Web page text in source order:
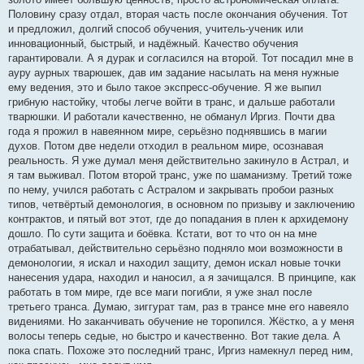
Половину сразу отдал, вторая часть после окончания обучения. Тот
и предложил, долгий способ обучения, учитель-ученик или
инновационный, быстрый, и надёжный. Качество обучения
гарантировали. А я дурак и согласился на второй. Тот посадил мне в
ауру аурных тварюшек, дав им задание насылать на меня нужные
ему ведения, это и было такое экспресс-обучение. Я же выпил
грибную настойку, чтобы легче войти в транс, и дальше работали
тварюшки. И работали качественно, не обманул Иргиз. Почти два
года я прожил в навеянном мире, серьёзно поднявшись в магии
духов. Потом две недели отходил в реальном мире, осознавая
реальность. Я уже думал меня действительно закинуло в Астрал, и
я там выживал. Потом второй транс, уже по шаманизму. Третий тоже
по нему, учился работать с Астралом и закрывать пробои разных
типов, четвёртый демонология, в основном по призыву и заключению
контрактов, и пятый вот этот, где до попадания в плен к архидемону
дошло. По сути защита и боёвка. Кстати, вот то что он на мне
отрабатывал, действительно серьёзно подняло мои возможности в
демонологии, я искал и находил защиту, демон искал новые точки
нанесения удара, находил и наносил, а я зачищался. В принципе, как
работать в том мире, где все маги погибли, я уже знал после
третьего транса. Думаю, зиггурат там, раз в трансе мне его навеяло
видениями. Но заканчивать обучение не торопился. Жёстко, а у меня
волосы теперь седые, но быстро и качественно. Вот такие дела. А
пока спать. Похоже это последний транс, Иргиз намекнул перед ним,